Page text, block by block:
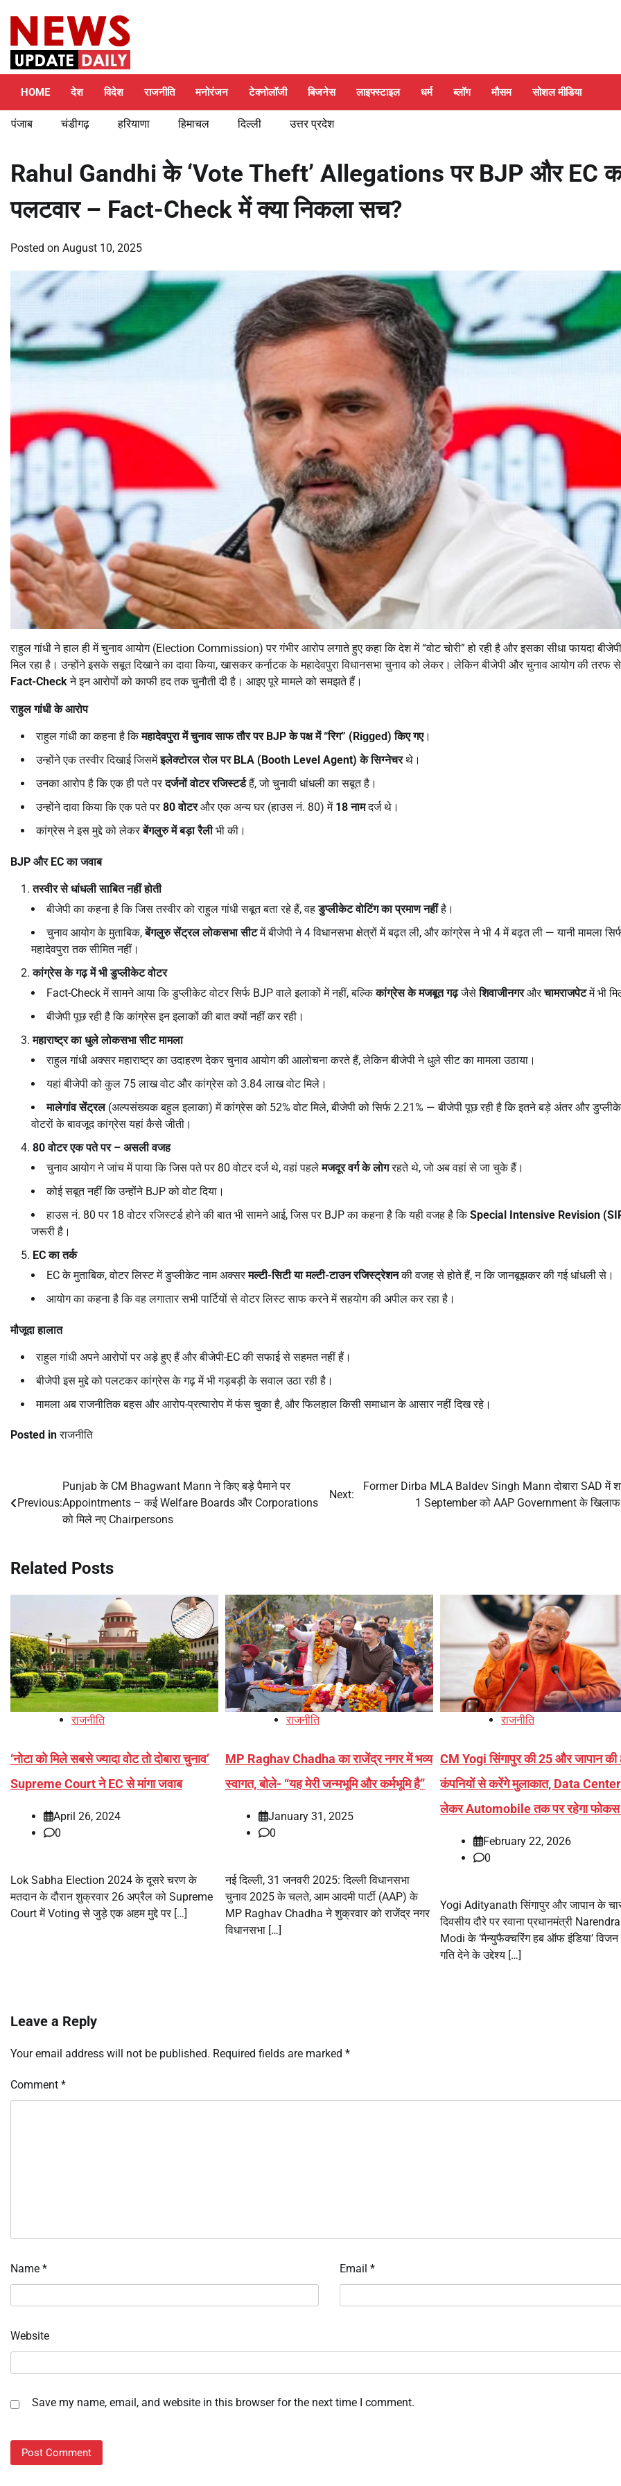
content
HOME देश विदेश राजनीति मनोरंजन टेक्नोलॉजी बिजनेस लाइफ्स्टाइल धर्म ब्लॉग मौसम सोशल मीडिया
पंजाब चंडीगढ़ हरियाणा हिमाचल दिल्ली उत्तर प्रदेश
Rahul Gandhi के ‘Vote Theft’ Allegations पर BJP और EC
पलटवार – Fact-Check में क्या निकला सच?
Posted on August 10, 2025
राहुल गांधी ने हाल ही में चुनाव आयोग (Election Commission) पर गंभीर आरोप लगाते हुए कहा कि देश में “वोट चोरी” हो रही है और इसका सीधा फायदा
मिल रहा है। उन्होंने इसके सबूत दिखाने का दावा किया, खासकर कर्नाटक के महादेवपुरा विधानसभा चुनाव को लेकर। लेकिन बीजेपी और चुनाव आयोग की तरफ
Fact-Checkने इन आरोपों को काफी हद तक चुनौती दी है। आइए पूरे मामले को समझते हैं।
राहुल गांधी के आरोप
राहुल गांधी का कहना है किमहादेवपुरा में चुनाव साफ तौर पर BJPके पक्ष में “रिग” (Rigged)किए गए।
उन्होंने एक तस्वीर दिखाई जिसमेंइलेक्टोरल रोल पर BLA (Booth Level Agent)के सिग्नेचरथे।
उनका आरोप है कि एक ही पते परदर्जनों वोटर रजिस्टर्डहैं, जो चुनावी धांधली का सबूत है।
उन्होंने दावा किया कि एक पते पर80वोटरऔर एक अन्य घर (हाउस नं. 80) में 18नामदर्ज थे।
कांग्रेस ने इस मुद्दे को लेकरबेंगलुरु में बड़ा रैलीभी की।
BJP और ECका जवाब
तस्वीर से धांधली साबित नहीं होती
बीजेपी का कहना है कि जिस तस्वीर को राहुल गांधी सबूत बता रहे हैं, वहडुप्लीकेट वोटिंग का प्रमाण नहींहै।
चुनाव आयोग के मुताबिक,बेंगलुरु सेंट्रल लोकसभा सीटमें बीजेपी ने 4 विधानसभा क्षेत्रों में बढ़त ली, और कांग्रेस ने भी 4 में बढ़त ली — यानी मामला
महादेवपुरा तक सीमित नहीं।
कांग्रेस के गढ़ में भी डुप्लीकेट वोटर
Fact-Check में सामने आया कि डुप्लीकेट वोटर सिर्फ BJP वाले इलाकों में नहीं, बल्किकांग्रेस के मजबूत गढ़जैसेशिवाजीनगरऔरचामराजपेटमें भी
बीजेपी पूछ रही है कि कांग्रेस इन इलाकों की बात क्यों नहीं कर रही।
महाराष्ट्र का धुले लोकसभा सीट मामला
राहुल गांधी अक्सर महाराष्ट्र का उदाहरण देकर चुनाव आयोग की आलोचना करते हैं, लेकिन बीजेपी ने धुले सीट का मामला उठाया।
यहां बीजेपी को कुल 75 लाख वोट और कांग्रेस को 3.84 लाख वोट मिले।
मालेगांव सेंट्रल(अल्पसंख्यक बहुल इलाका) में कांग्रेस को 52% वोट मिले, बीजेपी को सिर्फ 2.21% — बीजेपी पूछ रही है कि इतने बड़े अंतर और
वोटरों के बावजूद कांग्रेस यहां कैसे जीती।
80वोटर एक पते पर – असली वजह
चुनाव आयोग ने जांच में पाया कि जिस पते पर 80 वोटर दर्ज थे, वहां पहलेमजदूर वर्ग के लोगरहते थे, जो अब वहां से जा चुके हैं।
कोई सबूत नहीं कि उन्होंने BJP को वोट दिया।
हाउस नं. 80 पर 18 वोटर रजिस्टर्ड होने की बात भी सामने आई, जिस पर BJP का कहना है कि यही वजह है किSpecial Intensive Revision
जरूरी है।
ECका तर्क
EC के मुताबिक, वोटर लिस्ट में डुप्लीकेट नाम अक्सरमल्टी-सिटी या मल्टी-टाउन रजिस्ट्रेशनकी वजह से होते हैं, न कि जानबूझकर की गई धांधली से।
आयोग का कहना है कि वह लगातार सभी पार्टियों से वोटर लिस्ट साफ करने में सहयोग की अपील कर रहा है।
मौजूदा हालात
राहुल गांधी अपने आरोपों पर अड़े हुए हैं और बीजेपी-EC की सफाई से सहमत नहीं हैं।
बीजेपी इस मुद्दे को पलटकर कांग्रेस के गढ़ में भी गड़बड़ी के सवाल उठा रही है।
मामला अब राजनीतिक बहस और आरोप-प्रत्यारोप में फंस चुका है, और फिलहाल किसी समाधान के आसार नहीं दिख रहे।
Posted inराजनीति
navigation
Previous:
Punjab के CM Bhagwant Mann ने किए बड़े पैमाने पर
Appointments – कई Welfare Boards और Corporations
को मिले नए Chairpersons
Next:
Former Dirba MLA Baldev Singh Mann दोबारा SAD में
1 September को AAP Government के खिलाफ
Related Posts
राजनीति
‘नोटा को मिले सबसे ज्यादा वोट तो दोबारा चुनाव’
Supreme Court ने EC से मांगा जवाब
April 26, 2024
0
Lok Sabha Election 2024 के दूसरे चरण के
मतदान के दौरान शुक्रवार 26 अप्रैल को Supreme
Court में Voting से जुड़े एक अहम मुद्दे पर […]
राजनीति
MP Raghav Chadha का राजेंद्र नगर में भव्य
स्वागत, बोले- “यह मेरी जन्मभूमि और कर्मभूमि है”
January 31, 2025
0
नई दिल्ली, 31 जनवरी 2025: दिल्ली विधानसभा
चुनाव 2025 के चलते, आम आदमी पार्टी (AAP) के
MP Raghav Chadha ने शुक्रवार को राजेंद्र नगर
विधानसभा […]
राजनीति
CM Yogi सिंगापुर की 25 और जापान की
कंपनियों से करेंगे मुलाकात, Data
लेकर Automobile तक पर रहेगा फोकस
February 22, 2026
0
Yogi Adityanath सिंगापुर और जापान के
दिवसीय दौरे पर रवाना प्रधानमंत्री Narendra
Modi के ‘मैन्युफैक्चरिंग हब ऑफ इंडिया’ विजन
गति देने के उद्देश्य […]
Leave a Reply
Your email address will not be published. Required fields are marked *
Comment *
Name * Email *
Website
Save my name, email, and website in this browser for the next time I comment.